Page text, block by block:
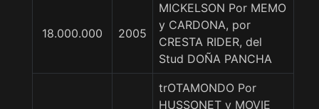
18.000.000 2005
MICKELSON Por MEMO
y CARDONA, por
CRESTA RIDER, del
Stud DOÑA PANCHA
trOTAMONDO Por
HUSSONET y MOVIE